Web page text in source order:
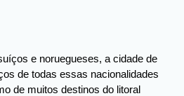
e noruegueses, a cidade de
de todas essas nacionalidades
de muitos destinos do litoral